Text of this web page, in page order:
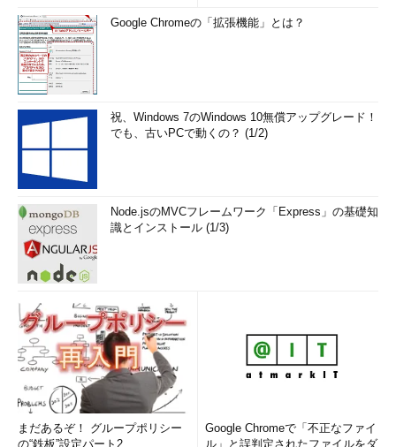
Google Chromeの「拡張機能」とは？
祝、Windows 7のWindows 10無償アップグレード！
でも、古いPCで動くの？ (1/2)
Node.jsのMVCフレームワーク「Express」の基礎知
識とインストール (1/3)
まだあるぞ！ グループポリシー
の“鉄板”設定パート2
Google Chromeで「不正なファイ
ル」と誤判定されたファイルをダ